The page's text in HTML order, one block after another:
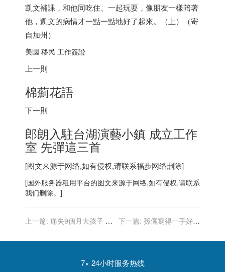
凱文補課，和他同吃住、一起玩耍，像朋友一樣陪著
他，凱文的病情才一點一點地好了起來。（上）（寄
自加州）
美國 移民 工作簽證
上一則
棉薊花語
下一則
郎朗入駐台湖演藝小鎮 成立工作
室 先彈這三首
[图文来源于网络,如有侵权,请联系福步网络删除]
[国外服务器租用平台的图文来源于网络,如有侵权,请联系
我们删除。]
上一篇: 痛失9個月大孩子 鳳
下一篇: 孫儷寫得一手好書
「跟屁蟲」
7× 24小时服务热线